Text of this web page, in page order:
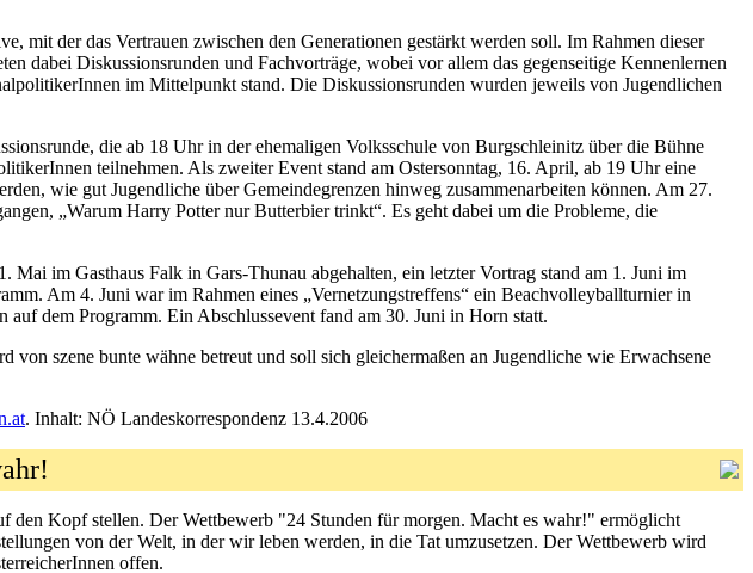
mit der das Vertrauen zwischen den Generationen gestärkt werden soll. Im Rahmen dieser
dabei Diskussionsrunden und Fachvorträge, wobei vor allem das gegenseitige Kennenlernen
im Mittelpunkt stand. Die Diskussionsrunden wurden jeweils von Jugendlichen
die ab 18 Uhr in der ehemaligen Volksschule von Burgschleinitz über die Bühne
teilnehmen. Als zweiter Event stand am Ostersonntag, 16. April, ab 19 Uhr eine
wie gut Jugendliche über Gemeindegrenzen hinweg zusammenarbeiten können. Am 27.
„Warum Harry Potter nur Butterbier trinkt“. Es geht dabei um die Probleme, die
im Gasthaus Falk in Gars-Thunau abgehalten, ein letzter Vortrag stand am 1. Juni im
Am 4. Juni war im Rahmen eines „Vernetzungstreffens“ ein Beachvolleyballturnier in
dem Programm. Ein Abschlussevent fand am 30. Juni in Horn statt.
szene bunte wähne betreut und soll sich gleichermaßen an Jugendliche wie Erwachsene
. Inhalt: NÖ Landeskorrespondenz 13.4.2006
Kopf stellen. Der Wettbewerb "24 Stunden für morgen. Macht es wahr!" ermöglicht
von der Welt, in der wir leben werden, in die Tat umzusetzen. Der Wettbewerb wird
offen.